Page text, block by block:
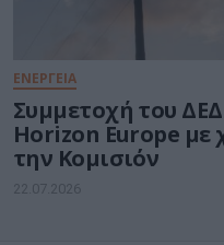
ΕΝΕΡΓΕΙΑ
Συμμετοχή του
Horizon Europe
την Κομισιόν
22.07.2026